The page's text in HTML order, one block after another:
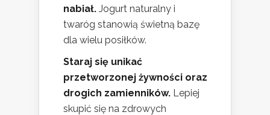
nabiał. Jogurt naturalny i
twaróg stanowią świetną bazę
dla wielu posiłków.
Staraj się unikać
przetworzonej żywności oraz
drogich zamienników. Lepiej
skupić się na zdrowych